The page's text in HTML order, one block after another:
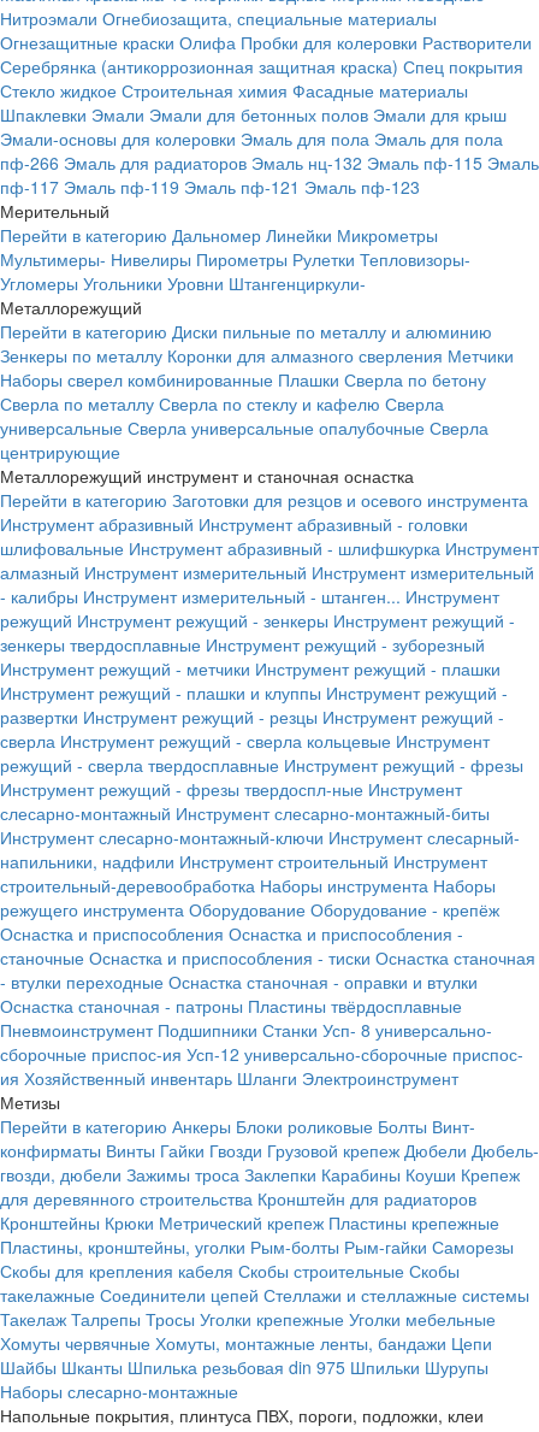
Нитроэмали Огнебиозащита, специальные материалы
Огнезащитные краски Олифа Пробки для колеровки Растворители
Серебрянка (антикоррозионная защитная краска) Спец покрытия
Стекло жидкое Строительная химия Фасадные материалы
Шпаклевки Эмали Эмали для бетонных полов Эмали для крыш
Эмали-основы для колеровки Эмаль для пола Эмаль для пола
пф-266 Эмаль для радиаторов Эмаль нц-132 Эмаль пф-115 Эмаль
пф-117 Эмаль пф-119 Эмаль пф-121 Эмаль пф-123
Мерительный
Перейти в категорию Дальномер Линейки Микрометры
Мультимеры- Нивелиры Пирометры Рулетки Тепловизоры-
Угломеры Угольники Уровни Штангенциркули-
Металлорежущий
Перейти в категорию Диски пильные по металлу и алюминию
Зенкеры по металлу Коронки для алмазного сверления Метчики
Наборы сверел комбинированные Плашки Сверла по бетону
Сверла по металлу Сверла по стеклу и кафелю Сверла
универсальные Сверла универсальные опалубочные Сверла
центрирующие
Металлорежущий инструмент и станочная оснастка
Перейти в категорию Заготовки для резцов и осевого инструмента
Инструмент абразивный Инструмент абразивный - головки
шлифовальные Инструмент абразивный - шлифшкурка Инструмент
алмазный Инструмент измерительный Инструмент измерительный
- калибры Инструмент измерительный - штанген... Инструмент
режущий Инструмент режущий - зенкеры Инструмент режущий -
зенкеры твердосплавные Инструмент режущий - зуборезный
Инструмент режущий - метчики Инструмент режущий - плашки
Инструмент режущий - плашки и клуппы Инструмент режущий -
развертки Инструмент режущий - резцы Инструмент режущий -
сверла Инструмент режущий - сверла кольцевые Инструмент
режущий - сверла твердосплавные Инструмент режущий - фрезы
Инструмент режущий - фрезы твердоспл-ные Инструмент
слесарно-монтажный Инструмент слесарно-монтажный-биты
Инструмент слесарно-монтажный-ключи Инструмент слесарный-
напильники, надфили Инструмент строительный Инструмент
строительный-деревообработка Наборы инструмента Наборы
режущего инструмента Оборудование Оборудование - крепёж
Оснастка и приспособления Оснастка и приспособления -
станочные Оснастка и приспособления - тиски Оснастка станочная
- втулки переходные Оснастка станочная - оправки и втулки
Оснастка станочная - патроны Пластины твёрдосплавные
Пневмоинструмент Подшипники Станки Усп- 8 универсально-
сборочные приспос-ия Усп-12 универсально-сборочные приспос-
ия Хозяйственный инвентарь Шланги Электроинструмент
Метизы
Перейти в категорию Анкеры Блоки роликовые Болты Винт-
конфирматы Винты Гайки Гвозди Грузовой крепеж Дюбели Дюбель-
гвозди, дюбели Зажимы троса Заклепки Карабины Коуши Крепеж
для деревянного строительства Кронштейн для радиаторов
Кронштейны Крюки Метрический крепеж Пластины крепежные
Пластины, кронштейны, уголки Рым-болты Рым-гайки Саморезы
Скобы для крепления кабеля Скобы строительные Скобы
такелажные Соединители цепей Стеллажи и стеллажные системы
Такелаж Талрепы Тросы Уголки крепежные Уголки мебельные
Хомуты червячные Хомуты, монтажные ленты, бандажи Цепи
Шайбы Шканты Шпилька резьбовая din 975 Шпильки Шурупы
Наборы слесарно-монтажные
Напольные покрытия, плинтуса ПВХ, пороги, подложки, клеи